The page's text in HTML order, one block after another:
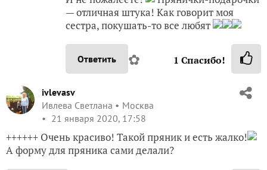
— отличная штука! Как говорит моя
сестра, покушать-то все любят
Ответить ✿ 1 Спасибо!
ivlevasv
Ивлева Светлана
Москва
21 января 2020, 17:58
++++++ Очень красиво! Такой пряник и есть жалко!
А форму для пряника сами делали?